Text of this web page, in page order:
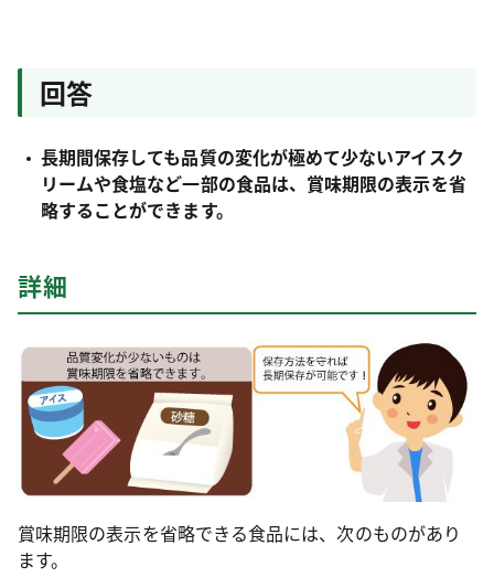
回答
長期間保存しても品質の変化が極めて少ないアイスク
リームや食塩など一部の食品は、賞味期限の表示を省
略することができます。
詳細
賞味期限の表示を省略できる食品には、次のものがあり
ます。